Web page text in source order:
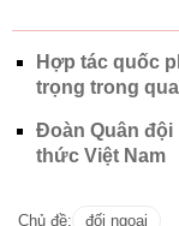
Hợp tác quốc
trọng trong
Đoàn Quân đội
thức Việt Nam
Chủ đề: đối ngoại